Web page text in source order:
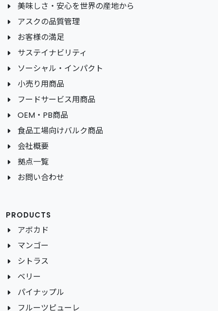
美味しさ・安心を世界の産地から
アスクの品質管理
お客様の満足
サステイナビリティ
ソーシャル・インパクト
小売り用商品
フードサービス用商品
OEM・PB商品
食品工場向けバルク商品
会社概要
拠点一覧
お問い合わせ
PRODUCTS
アボカド
マンゴー
シトラス
ベリー
パイナップル
フルーツピューレ